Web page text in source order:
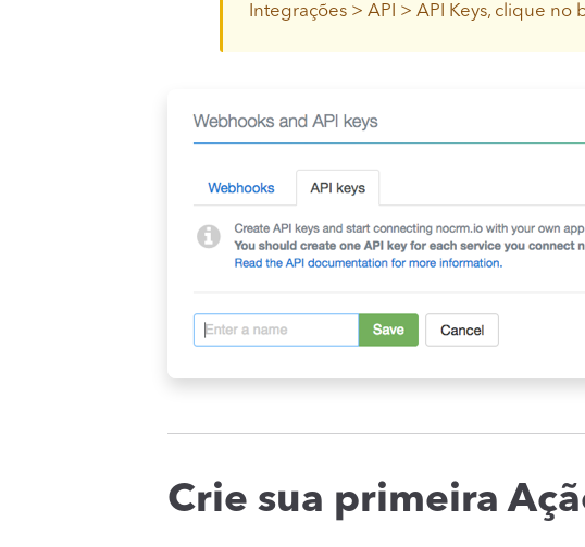
Integrações > API > API Keys, clique no
Crie sua primeira